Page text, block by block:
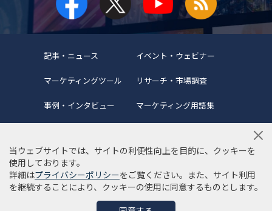
記事・ニュース イベント・ウェビナー
マーケティングツール リサーチ・市場調査
事例・インタビュー マーケティング用語集
当サイトについて 編集ポリシー
サイトマップ
利用規約
個人情報保護方針
当ウェブサイトでは、サイトの利便性向上を目的に、クッキーを
使用しております。
詳細はプライバシーポリシーをご覧ください。また、サイト利用
を継続することにより、クッキーの使用に同意するものとします。